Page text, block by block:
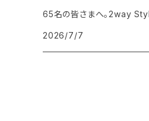
65名の皆さまへ。2way
2026/7/7